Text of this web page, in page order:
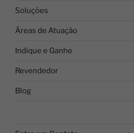
Soluções
Áreas de Atuação
Indique e Ganhe
Revendedor
Blog